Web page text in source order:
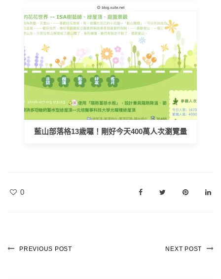
藍山部落格13歲囉！剛好今天400萬人次瀏覽量
0
PREVIOUS POST NEXT POST